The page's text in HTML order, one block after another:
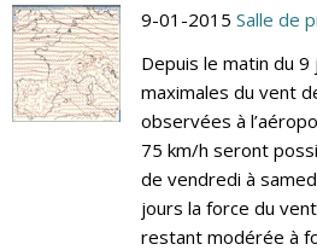
9-01-2015 Salle de
Depuis le matin du
maximales du vent
observées à
75 km/h seront
de vendredi à
jours la force du
restant modérée à